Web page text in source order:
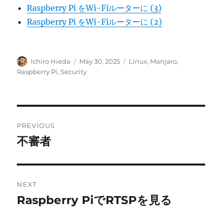
Raspberry Pi をWi-Fiルーターに (3)
Raspberry Pi をWi-Fiルーターに (2)
Author
Ichiro Hieda
Posted
on
May 30, 2025 Categories
Linux, Manjaro,
Raspberry Pi,Security
navigation
PREVIOUS
Previous
不審者
NEXT
Next
Raspberry PiでRTSPを見る